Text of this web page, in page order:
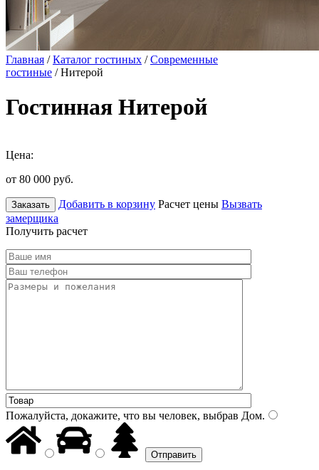
Главная /Каталог гостиных /Современные
гостиные / Нитерой
Гостинная Нитерой
Цена:
от 80 000 руб.
Заказать Добавить в корзину Расчет цены Вызвать
замерщика
Получить расчет
Пожалуйста, докажите, что вы человек, выбрав Дом.